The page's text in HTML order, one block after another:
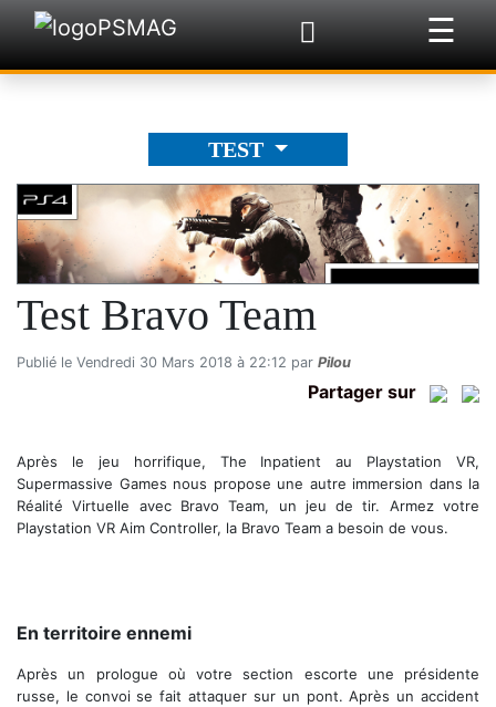
☰
×
TEST
Test Bravo Team
Publié le Vendredi 30 Mars 2018 à 22:12 par Pilou
Partager sur
Après le jeu horrifique, The Inpatient au Playstation VR,
Supermassive Games nous propose une autre immersion dans la
Réalité Virtuelle avec Bravo Team, un jeu de tir. Armez votre
Playstation VR Aim Controller, la Bravo Team a besoin de vous.
En territoire ennemi
Après un prologue où votre section escorte une présidente
russe, le convoi se fait attaquer sur un pont. Après un accident